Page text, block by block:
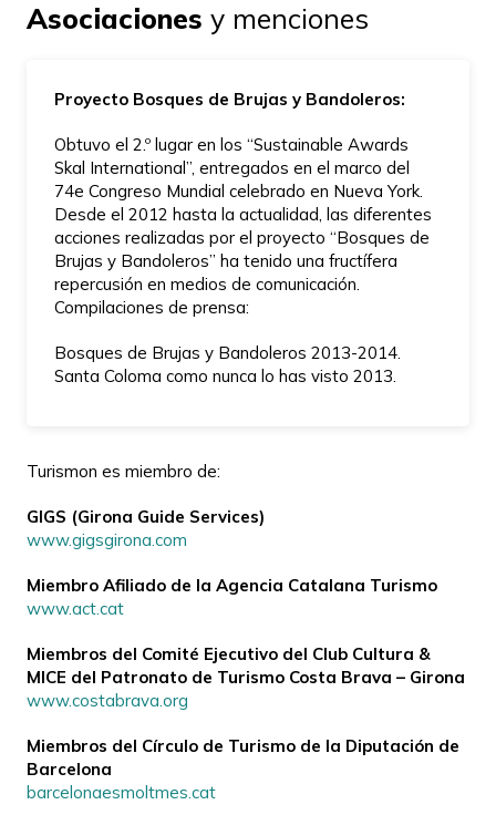
Asociaciones y menciones
Proyecto Bosques de Brujas y Bandoleros:
Obtuvo el 2.º lugar en los “Sustainable Awards
Skal International”, entregados en el marco del
74e Congreso Mundial celebrado en Nueva York.
Desde el 2012 hasta la actualidad, las diferentes
acciones realizadas por el proyecto “Bosques de
Brujas y Bandoleros” ha tenido una fructífera
repercusión en medios de comunicación.
Compilaciones de prensa:
Bosques de Brujas y Bandoleros 2013-2014.
Santa Coloma como nunca lo has visto 2013.
Turismon es miembro de:
GIGS (Girona Guide Services)
www.gigsgirona.com
Miembro Afiliado de la Agencia Catalana Turismo
www.act.cat
Miembros del Comité Ejecutivo del Club Cultura &
MICE del Patronato de Turismo Costa Brava – Girona
www.costabrava.org
Miembros del Círculo de Turismo de la Diputación de
Barcelona
barcelonaesmoltmes.cat